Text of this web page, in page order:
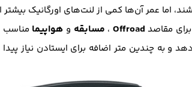
عمر آن‌ها کمی از لنت‌های اورگانیک
مقاصد Offroad ، مسابقه و هواپیما
به چندین متر اضافه برای ایستادن نیاز